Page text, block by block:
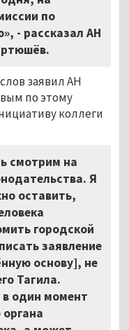
по
- рассказал АН
заявил АН
по этому
коллеги
смотрим на
Я
оставить,
городской
заявление
основу], не
Тагила.
один момент